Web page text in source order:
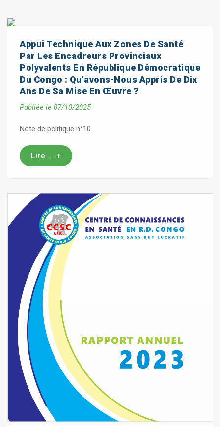
Appui Technique Aux Zones De Santé
Par Les Encadreurs Provinciaux
Polyvalents En République Démocratique
Du Congo : Qu’avons-Nous Appris De Dix
Ans De Sa Mise En Œuvre ?
Publiée le 07/10/2025
Note de politique n°10
Lire ... +